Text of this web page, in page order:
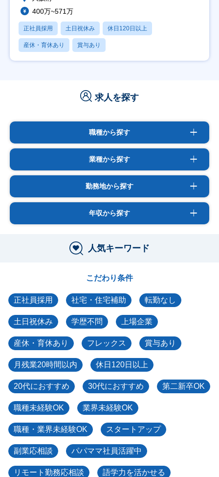
400万~571万
正社員採用 土日祝休み 休日120日以上
産休・育休あり 賞与あり
求人を探す
職種から探す
業種から探す
勤務地から探す
年収から探す
人気キーワード
こだわり条件
正社員採用 社宅・住宅補助 転勤なし
土日祝休み 学歴不問 上場企業
産休・育休あり フレックス 賞与あり
月残業20時間以内 休日120日以上
20代におすすめ 30代におすすめ 第二新卒OK
職種未経験OK 業界未経験OK
職種・業界未経験OK スタートアップ
副業応相談 パパママ社員活躍中
リモート勤務応相談 語学力を活かせる